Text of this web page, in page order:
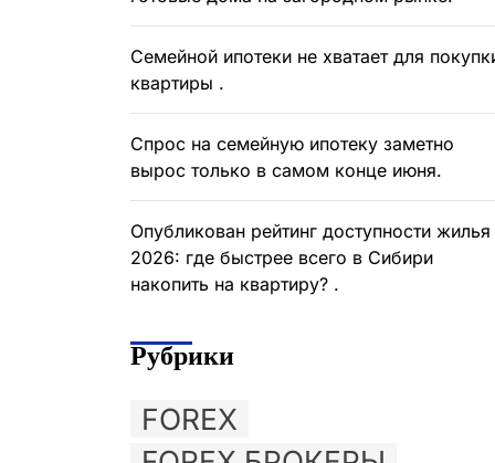
Семейной ипотеки не хватает для
квартиры .
Спрос на семейную ипотеку заметно
вырос только в самом конце июня.
Опубликован рейтинг доступности жилья
2026: где быстрее всего в Сибири
накопить на квартиру? .
Рубрики
FOREX